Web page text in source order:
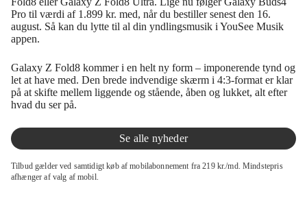
Pro til værdi af 1.899 kr. med, når du bestiller senest den 16.
august. Så kan du lytte til al din yndlingsmusik i YouSee Musik
appen.
Galaxy Z Fold8 kommer i en helt ny form – imponerende tynd og
let at have med. Den brede indvendige skærm i 4:3-format er klar
på at skifte mellem liggende og stående, åben og lukket, alt efter
hvad du ser på.
Se alle nyheder
Tilbud gælder ved samtidigt køb af mobilabonnement fra 219 kr./md. Mindstepris
afhænger af valg af mobil.